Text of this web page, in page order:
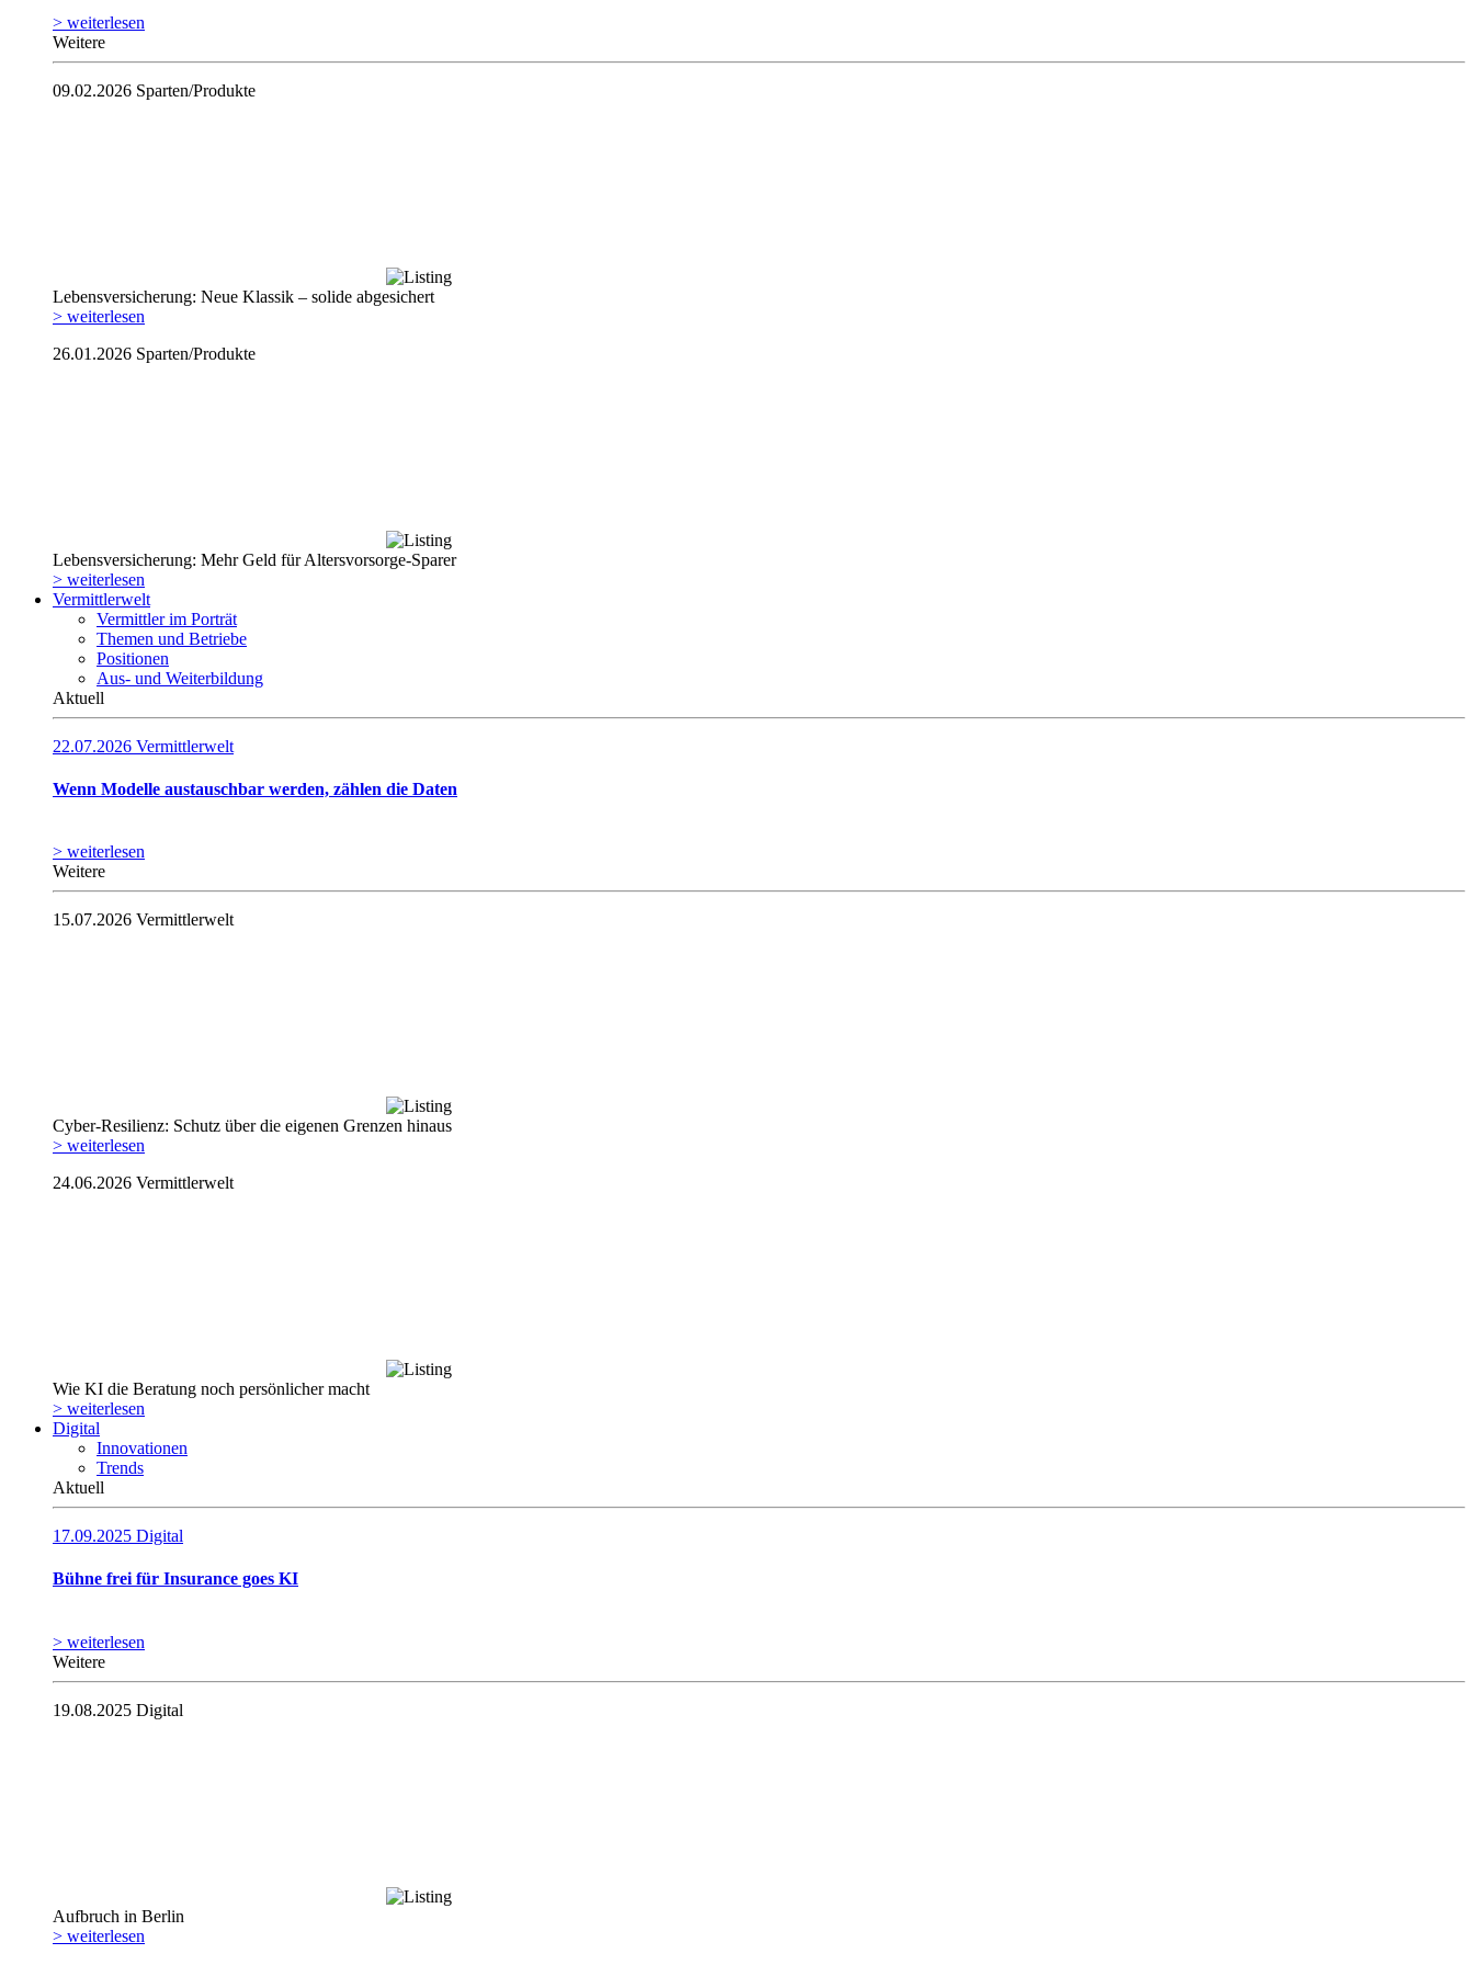
> weiterlesen
Weitere
09.02.2026 Sparten/Produkte
Lebensversicherung: Neue Klassik – solide abgesichert
> weiterlesen
26.01.2026 Sparten/Produkte
Lebensversicherung: Mehr Geld für Altersvorsorge-Sparer
> weiterlesen
Vermittlerwelt
Vermittler im Porträt
Themen und Betriebe
Positionen
Aus- und Weiterbildung
Aktuell
22.07.2026 Vermittlerwelt
Wenn Modelle austauschbar werden, zählen die Daten
> weiterlesen
Weitere
15.07.2026 Vermittlerwelt
Cyber-Resilienz: Schutz über die eigenen Grenzen hinaus
> weiterlesen
24.06.2026 Vermittlerwelt
Wie KI die Beratung noch persönlicher macht
> weiterlesen
Digital
Innovationen
Trends
Aktuell
17.09.2025 Digital
Bühne frei für Insurance goes KI
> weiterlesen
Weitere
19.08.2025 Digital
Aufbruch in Berlin
> weiterlesen